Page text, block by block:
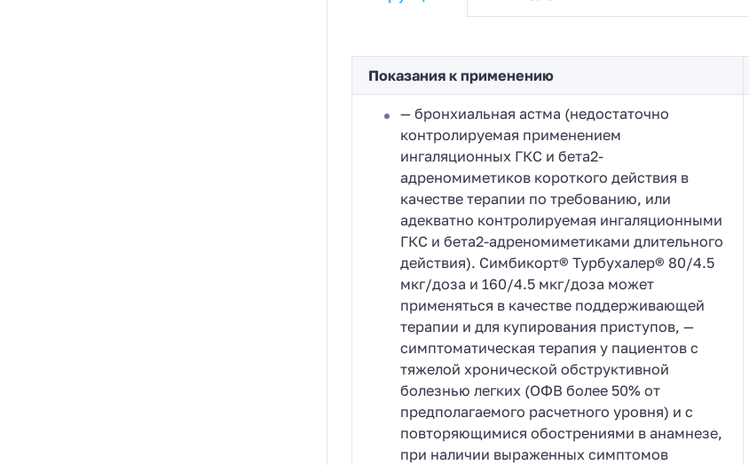
Показания к применению
— бронхиальная астма (недостаточно
контролируемая применением
ингаляционных ГКС и бета2-
адреномиметиков короткого действия в
качестве терапии по требованию, или
адекватно контролируемая ингаляционными
ГКС и бета2-адреномиметиками длительного
действия). Симбикорт® Турбухалер® 80/4.5
мкг/доза и 160/4.5 мкг/доза может
применяться в качестве поддерживающей
терапии и для купирования приступов, —
симптоматическая терапия у пациентов с
тяжелой хронической обструктивной
болезнью легких (ОФВ более 50% от
предполагаемого расчетного уровня) и с
повторяющимися обострениями в анамнезе,
при наличии выраженных симптомов